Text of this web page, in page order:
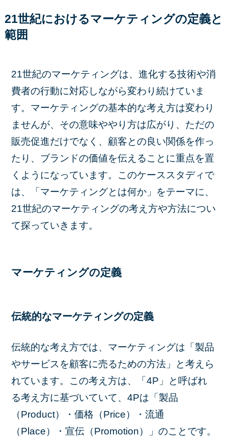
21世紀におけるマーケティングの定義と
範囲
21世紀のマーケティングは、進化する技術や消
費者の行動に対応しながら変わり続けていま
す。マーケティングの基本的な考え方は変わり
ませんが、その意味ややり方は広がり、ただの
販売促進だけでなく、顧客との良い関係を作っ
たり、ブランドの価値を伝えることに重点を置
くようになっています。このケーススタディで
は、「マーケティングとは何か」をテーマに、
21世紀のマーケティングの考え方や方法につい
て探っていきます。
マーケティングの定義
伝統的なマーケティングの定義
伝統的な考え方では、マーケティングは「製品
やサービスを顧客に売るための方法」と考えら
れています。この考え方は、「4P」と呼ばれ
る考え方に基づいていて、4Pは「製品
（Product）・価格（Price）・流通
（Place）・宣伝（Promotion）」のことです。